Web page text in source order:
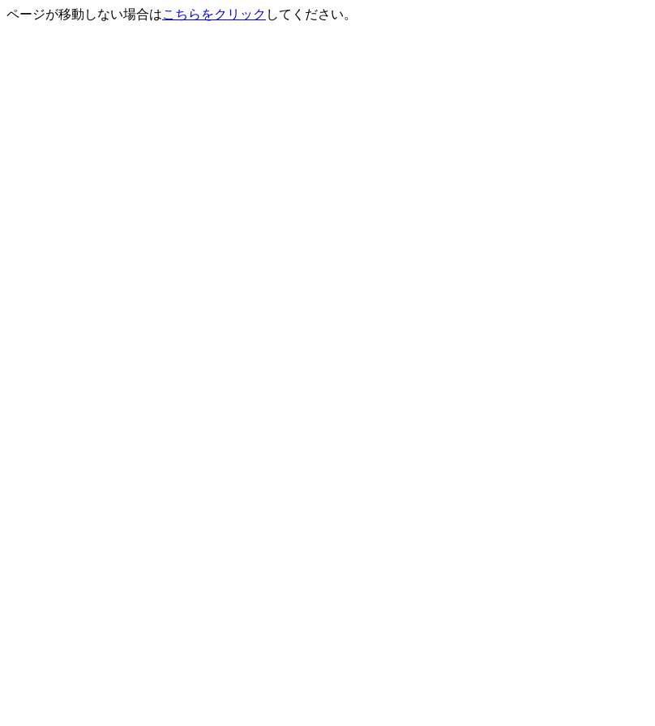
ページが移動しない場合はこちらをクリック してください。